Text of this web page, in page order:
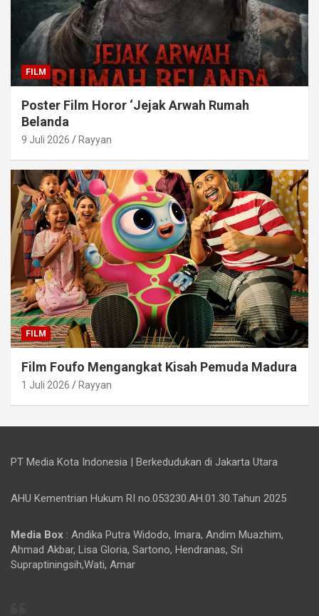
FILM
Poster Film Horor ‘Jejak Arwah Rumah
Belanda
9 Juli 2026 Rayyan
FILM
Film Foufo Mengangkat Kisah Pemuda Madura
1 Juli 2026 Rayyan
PT Media Kota Indonesia | Berkedudukan di Jakarta Utara
AHU Kementrian Hukum RI no.053230.AH.01.30.Tahun 2025
Media Box : Andika Putra Widodo, Imara, Andim Muazhim,
Ahmad Akbar, Lisa Gloria, Sartono, Hendranas, Sri
Supraptiningsih,Wati, Amar